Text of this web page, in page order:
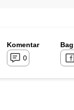
Komentar
0